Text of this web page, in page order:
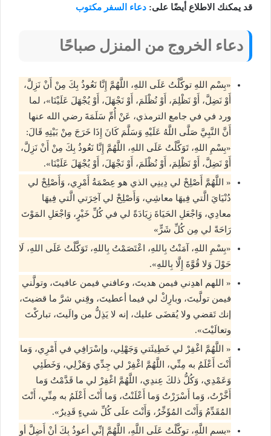
قد يمكنك الاطلاع أيضًا على: دعاء السفر مكتوب
دعاء الخروج من المنزل صباحًا
«بِسْم اللهِ توكَّلْتُ عَلَى اللهِ، اللَّهُمَّ إِنَّا نَعُوذُ بِكَ مِنْ أَنْ نَزِلَّ،
أَوْ نَضِلَّ، أَوْ نَظْلِمَ، أَوْ نُظْلَمَ، أَوْ نَجْهَلَ، أَوْ يُجْهَلَ عَلَيْنَا»، لما
ورد في في جامع الترمذي، عَنْ أُمِّ سَلَمَةَ رضي الله عنها
أَنَّ النَّبِيَّ صَلَّى اللَّهُ عَلَيْهِ وَسَلَّمَ كَانَ إِذَا خَرَجَ مِنْ بَيْتِهِ قَالَ:
«بِسْمِ اللهِ، تَوَكَّلْتُ عَلَى اللهِ، اللَّهُمَّ إِنَّا نَعُوذُ بِكَ مِنْ أَنْ نَزِلَّ،
أَوْ نَضِلَّ، أَوْ نَظْلِمَ، أَوْ نُظْلَمَ، أَوْ نَجْهَلَ، أَوْ يُجْهَلَ عَلَيْنَا».
« اللَّهُمَّ أَصْلِحْ لي دِينِي الذي هو عِصْمَةُ أَمْرِي، وَأَصْلِحْ لي
دُنْيَايَ الَّتي فِيهَا معاشِي، وَأَصْلِحْ لي آخِرَتي الَّتي فِيهَا
معادِي، وَاجْعَلِ الحَيَاةَ زِيَادَةً لي في كُلِّ خَيْرٍ، وَاجْعَلِ المَوْتَ
رَاحَةً لي مِن كُلِّ شَرٍّ»
«بِسْمِ اللهِ، آمَنْتُ بِاللهِ، اعْتَصَمْتُ بِاللهِ، تَوَكَّلْتُ عَلَى اللهِ، لَا
حَوْلَ وَلا قُوَّةَ إِلَّا بِاللهِ».
« اللهم اهدِني فيمن هديتَ، وعافني فيمن عافيتَ، وتولَّني
فيمن تولَّيتَ، وبارِكْ لي فيما أعطيتَ، وقِني شرَّ ما قضيتَ،
إنك تَقضي ولا يُقضَى عليك، إنه لا يَذِلُّ من والَيتَ، تباركْتَ
وتعالَيْتَ».
« اللَّهُمَّ اغْفِرْ لي خَطِيئَتي وَجَهْلِي، وإسْرَافِي في أَمْرِي، وَما
أَنْتَ أَعْلَمُ به مِنِّي، اللَّهُمَّ اغْفِرْ لي جِدِّي وَهَزْلِي، وَخَطَئِي
وَعَمْدِي، وَكُلُّ ذلكَ عِندِي، اللَّهُمَّ اغْفِرْ لي ما قَدَّمْتُ وَما
أَخَّرْتُ، وَما أَسْرَرْتُ وَما أَعْلَنْتُ، وَما أَنْتَ أَعْلَمُ به مِنِّي، أَنْتَ
المُقَدِّمُ وَأَنْتَ المُؤَخِّرُ، وَأَنْتَ علَى كُلِّ شيءٍ قَدِيرٌ».
«بسم اللَّهِ، توكَّلْتُ عَلَى اللَّهِ، اللَّهُمَّ إِنِّي أعوذُ بِكَ أنْ أَضِلَّ أو